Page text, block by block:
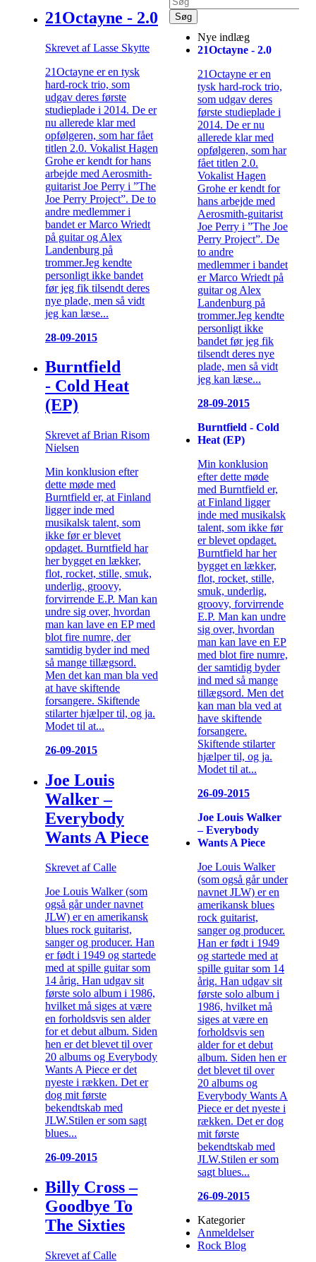
21Octayne - 2.0
Skrevet af Lasse Skytte
21Octayne er en tysk
hard-rock trio, som
udgav deres første
studieplade i 2014. De er
nu allerede klar med
opfølgeren, som har fået
titlen 2.0. Vokalist Hagen
Grohe er kendt for hans
arbejde med Aerosmith-
guitarist Joe Perry i ”The
Joe Perry Project”. De to
andre medlemmer i
bandet er Marco Wriedt
på guitar og Alex
Landenburg på
trommer.Jeg kendte
personligt ikke bandet
før jeg fik tilsendt deres
nye plade, men så vidt
jeg kan læse...
28-09-2015
Burntfield
- Cold Heat
(EP)
Skrevet af Brian Risom
Nielsen
Min konklusion efter
dette møde med
Burntfield er, at Finland
ligger inde med
musikalsk talent, som
ikke før er blevet
opdaget. Burntfield har
her bygget en lækker,
flot, rocket, stille, smuk,
underlig, groovy,
forvirrende E.P. Man kan
undre sig over, hvordan
man kan lave en EP med
blot fire numre, der
samtidig byder ind med
så mange tillægsord.
Men det kan man bla ved
at have skiftende
forsangere. Skiftende
stilarter hjælper til, og ja.
Modet til at...
26-09-2015
Joe Louis
Walker –
Everybody
Wants A Piece
Skrevet af Calle
Joe Louis Walker (som
også går under navnet
JLW) er en amerikansk
blues rock guitarist,
sanger og producer. Han
er født i 1949 og startede
med at spille guitar som
14 årig. Han udgav sit
første solo album i 1986,
hvilket må siges at være
en forholdsvis sen alder
for et debut album. Siden
hen er det blevet til over
20 albums og Everybody
Wants A Piece er det
nyeste i rækken. Det er
dog mit første
bekendtskab med
JLW.Stilen er som sagt
blues...
26-09-2015
Billy Cross –
Goodbye To
The Sixties
Skrevet af Calle
Nye indlæg
21Octayne - 2.0
21Octayne er en
tysk hard-rock trio,
som udgav deres
første studieplade i
2014. De er nu
allerede klar med
opfølgeren, som har
fået titlen 2.0.
Vokalist Hagen
Grohe er kendt for
hans arbejde med
Aerosmith-guitarist
Joe Perry i ”The Joe
Perry Project”. De
to andre
medlemmer i bandet
er Marco Wriedt på
guitar og Alex
Landenburg på
trommer.Jeg kendte
personligt ikke
bandet før jeg fik
tilsendt deres nye
plade, men så vidt
jeg kan læse...
28-09-2015
Burntfield - Cold
Heat (EP)
Min konklusion
efter dette møde
med Burntfield er,
at Finland ligger
inde med musikalsk
talent, som ikke før
er blevet opdaget.
Burntfield har her
bygget en lækker,
flot, rocket, stille,
smuk, underlig,
groovy, forvirrende
E.P. Man kan undre
sig over, hvordan
man kan lave en EP
med blot fire numre,
der samtidig byder
ind med så mange
tillægsord. Men det
kan man bla ved at
have skiftende
forsangere.
Skiftende stilarter
hjælper til, og ja.
Modet til at...
26-09-2015
Joe Louis Walker
– Everybody
Wants A Piece
Joe Louis Walker
(som også går under
navnet JLW) er en
amerikansk blues
rock guitarist,
sanger og producer.
Han er født i 1949
og startede med at
spille guitar som 14
årig. Han udgav sit
første solo album i
1986, hvilket må
siges at være en
forholdsvis sen
alder for et debut
album. Siden hen er
det blevet til over
20 albums og
Everybody Wants A
Piece er det nyeste i
rækken. Det er dog
mit første
bekendtskab med
JLW.Stilen er som
sagt blues...
26-09-2015
Kategorier
Anmeldelser
Rock Blog